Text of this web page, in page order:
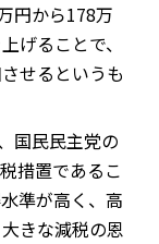
円から178万
げることで、
せるというも
国民民主党の
措置であるこ
準が高く、高
きな減税の恩